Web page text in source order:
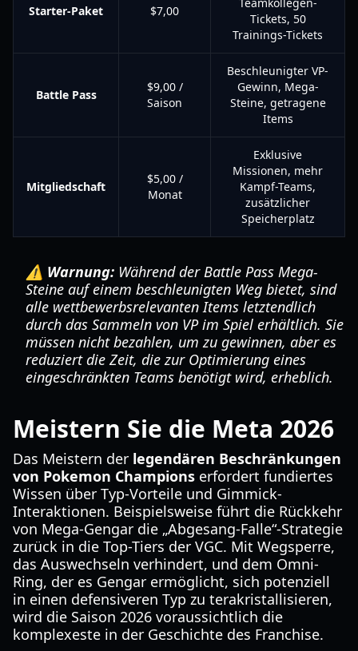
Starter-Paket $7,00
Tickets, 50
Trainings-Tickets
Battle Pass
$9,00 /
Saison
Beschleunigter VP-
Gewinn, Mega-
Steine, getragene
Items
Mitgliedschaft
$5,00 /
Monat
Exklusive
Missionen, mehr
Kampf-Teams,
zusätzlicher
Speicherplatz
⚠️ Warnung: Während der Battle Pass Mega-
Steine auf einem beschleunigten Weg bietet, sind
alle wettbewerbsrelevanten Items letztendlich
durch das Sammeln von VP im Spiel erhältlich. Sie
müssen nicht bezahlen, um zu gewinnen, aber es
reduziert die Zeit, die zur Optimierung eines
eingeschränkten Teams benötigt wird, erheblich.
Meistern Sie die Meta 2026
Das Meistern der legendären Beschränkungen
von Pokemon Champions erfordert fundiertes
Wissen über Typ-Vorteile und Gimmick-
Interaktionen. Beispielsweise führt die Rückkehr
von Mega-Gengar die „Abgesang-Falle“-Strategie
zurück in die Top-Tiers der VGC. Mit Wegsperre,
das Auswechseln verhindert, und dem Omni-
Ring, der es Gengar ermöglicht, sich potenziell
in einen defensiveren Typ zu terakristallisieren,
wird die Saison 2026 voraussichtlich die
komplexeste in der Geschichte des Franchise.